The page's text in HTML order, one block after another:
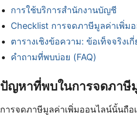
การใช้บริการสำนักงานบัญชี
Checklist การจดภาษีมูลค่าเพิ่ม
ตารางเชิงข้อความ: ข้อเท็จจริงเ
คำถามที่พบบ่อย (FAQ)
ปัญหาที่พบในการจดภาษี
การจดภาษีมูลค่าเพิ่มออนไลน์นั้นถื